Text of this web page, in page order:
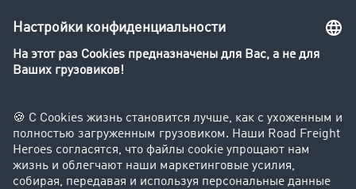
Компания
Истории успеха
Поддержка